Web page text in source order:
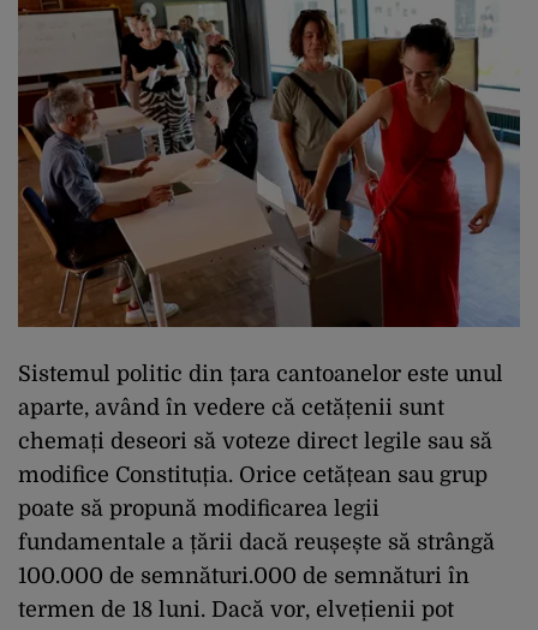
Sistemul politic din țara cantoanelor este unul
aparte, având în vedere că cetățenii sunt
chemați deseori să voteze direct legile sau să
modifice Constituția. Orice cetățean sau grup
poate să propună modificarea legii
fundamentale a țării dacă reușește să strângă
100.000 de semnături.000 de semnături în
termen de 18 luni. Dacă vor, elvețienii pot